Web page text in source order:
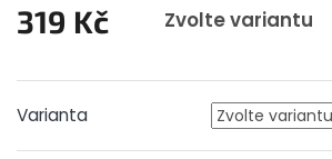
319 Kč Zvolte variantu
cena:
Varianta